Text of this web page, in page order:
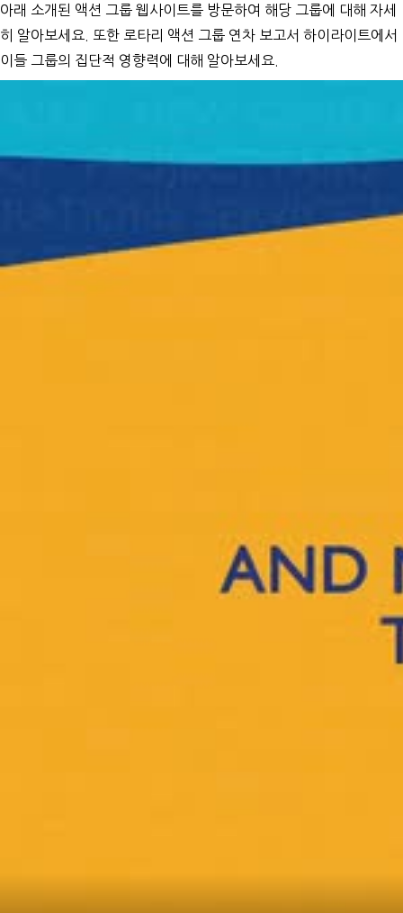
아래 소개된 액션 그룹 웹사이트를 방문하여 해당 그룹에 대해 자세
히 알아보세요. 또한 로타리 액션 그룹 연차 보고서 하이라이트에서
이들 그룹의 집단적 영향력에 대해 알아보세요.